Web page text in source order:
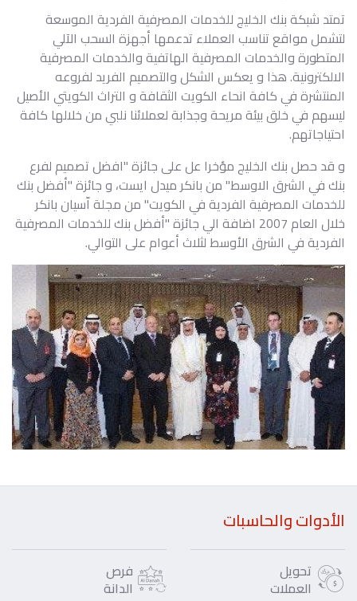
تمتد شبكة بنك الخليج للخدمات المصرفية الفردية الموسعة
لتشمل مواقع تناسب العملاء تدعمها أجهزة السحب الآلي
المتطورة والخدمات المصرفية الهاتفية والخدمات المصرفية
الالكترونية. هذا و يعكس الشكل والتصميم الفريد لفروعه
المنتشرة في كافة انحاء الكويت الثقافة و التراث الكويتي الأصيل
ليسهم في خلق بيئة مريحة وجذابة لعملائنا نلبي من خلالها كافة
احتياجاتهم.
و قد حصل بنك الخليج مؤخرا عل على جائزة "افضل تصميم لفرع
بنك في الشرق الاوسط" من بانكر ميدل ايست، و جائزة "أفضل بنك
للخدمات المصرفية الفردية في الكويت" من مجلة اّسيان بانكر
خلال العام 2007 اضافة الي جائزة "أفضل بنك للخدمات المصرفية
الفردية في الشرق الأوسط لثلاث أعوام على التوالي.
الأدوات والحاسبات
تحويل
العملات
فرص
الدانة